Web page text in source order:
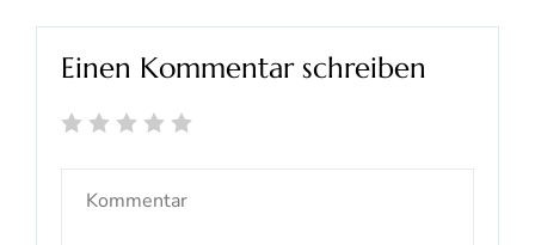
Einen Kommentar schreiben